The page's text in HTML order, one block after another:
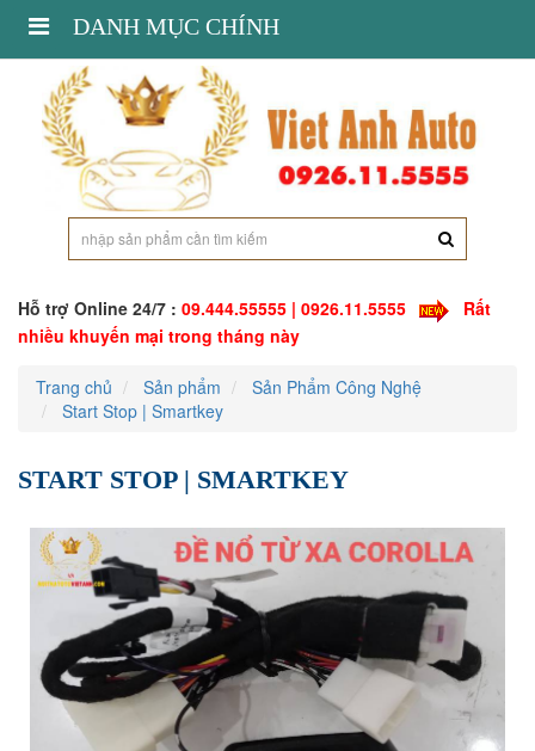
Hỗ trợ Online 24/7 : 09.444.55555 | 0926.11.5555
Rất
nhiều khuyến mại trong tháng này
Toggle
DANH MỤC CHÍNH
Trang chủ Sản phẩm
Sản Phẩm Công Nghệ
Start Stop | Smartkey
START STOP | SMARTKEY